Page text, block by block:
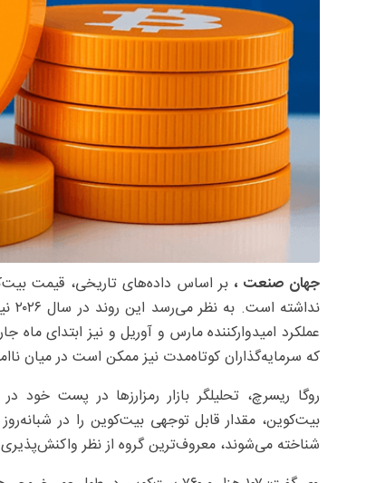
جهان صنعت ، بر اساس داده‌های تاریخی، قیمت
عملکرد امیدوارکننده مارس و آوریل و نیز ابتدای
که سرمایه‌گذاران کوتاه‌مدت نیز ممکن است در میان
روگا ریسرچ، تحلیلگر بازار رمزارزها در پست خود
بیت‌کوین، مقدار قابل توجهی بیت‌کوین را در
شناخته می‌شوند، معروف‌ترین گروه از نظر واکنش‌پذیری